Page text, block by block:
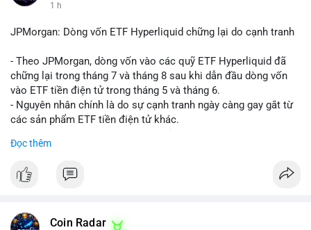
1 h
JPMorgan: Dòng vốn ETF Hyperliquid chững lại do cạnh tranh
- Theo JPMorgan, dòng vốn vào các quỹ ETF Hyperliquid đã
chững lại trong tháng 7 và tháng 8 sau khi dẫn đầu dòng vốn
vào ETF tiền điện tử trong tháng 5 và tháng 6.
- Nguyên nhân chính là do sự cạnh tranh ngày càng gay gắt từ
các sản phẩm ETF tiền điện tử khác.
Hyperliquid có thể đã giảm bớt, ảnh hưởng đến dòng vốn và
- Nhà đầu tư cần theo dõi sát sao diễn biến thị trường và các
#binancesquare #cryptonews
Đọc thêm
Coin Radar